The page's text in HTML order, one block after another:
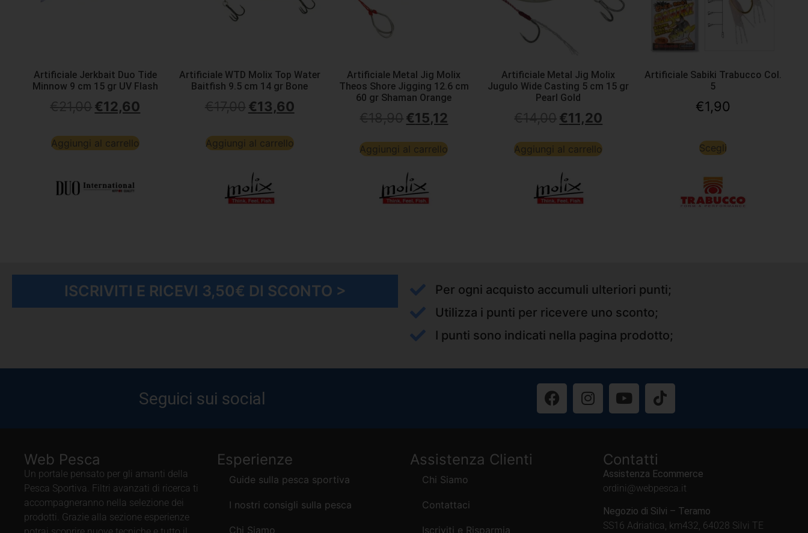
Artificiale Jerkbait Duo Tide
Minnow 9 cm 15 gr UV Flash
€12,60
Aggiungi al carrello
Artificiale WTD Molix Top Water
Baitfish 9.5 cm 14 gr Bone
€13,60
Aggiungi al carrello
Artificiale Metal Jig Molix
Theos Shore Jigging 12.6 cm
60 gr Shaman Orange
€15,12
Aggiungi al carrello
Artificiale Metal Jig Molix
Jugulo Wide Casting 5 cm 15 gr
Pearl Gold
€11,20
Aggiungi al carrello
Artificiale Sabiki Trabucco Col.
5
€1,90
Scegli
ISCRIVITI E RICEVI 3,50€ DI SCONTO >
Per ogni acquisto accumuli ulteriori punti;
Utilizza i punti per ricevere uno sconto;
I punti sono indicati nella pagina prodotto;
Seguici sui social
Web Pesca
Un portale pensato per gli amanti della
Pesca Sportiva. Filtri avanzati di ricerca ti
accompagneranno nella selezione dei
prodotti. Grazie alla sezione esperienze
Esperienze
Guide sulla pesca sportiva
I nostri consigli sulla pesca
Chi Siamo
Assistenza Clienti
Chi Siamo
Contattaci
Iscriviti e Risparmia
Contatti
Assistenza Ecommerce
ordini@webpesca.it
Negozio di Silvi – Teramo
SS16 Adriatica, km432, 64028 Silvi TE